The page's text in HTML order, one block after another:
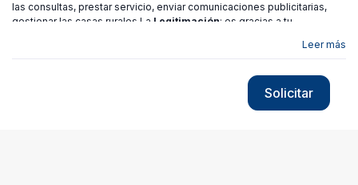
las consultas, prestar servicio, enviar comunicaciones publicitarias,
gestionar las casas rurales La Legitimación; es gracias a tu
de Acceso,
política de privacidad
Leer más
Solicitar